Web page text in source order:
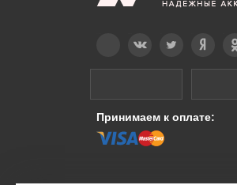
Принимаем к оплате: